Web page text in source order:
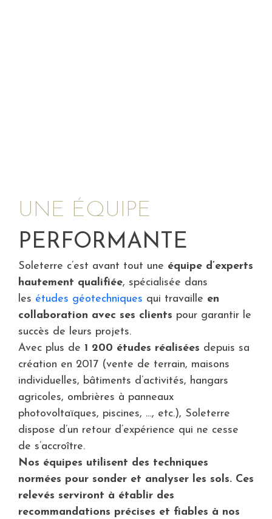
UNE ÉQUIPE
PERFORMANTE
Soleterre c’est avant tout une équipe d’experts
hautement qualifiée, spécialisée dans
les études géotechniques qui travaille en
collaboration avec ses clients pour garantir le
succès de leurs projets.
Avec plus de 1 200 études réalisées depuis sa
création en 2017 (vente de terrain, maisons
individuelles, bâtiments d’activités, hangars
agricoles, ombrières à panneaux
photovoltaïques, piscines, …, etc.), Soleterre
dispose d’un retour d’expérience qui ne cesse
de s’accroître.
Nos équipes utilisent des techniques
normées pour sonder et analyser les sols. Ces
relevés serviront à établir des
recommandations précises et fiables à nos